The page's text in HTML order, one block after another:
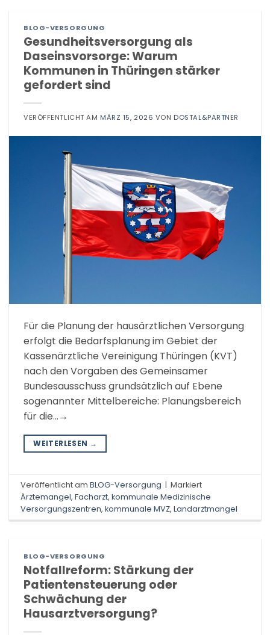
BLOG-VERSORGUNG
Gesundheitsversorgung als
Daseinsvorsorge: Warum
Kommunen in Thüringen stärker
gefordert sind
VERÖFFENTLICHT AM MÄRZ 15, 2026 VON DOSTAL&PARTNER
Für die Planung der hausärztlichen Versorgung
erfolgt die Bedarfsplanung im Gebiet der
Kassenärztliche Vereinigung Thüringen (KVT)
nach den Vorgaben des Gemeinsamer
Bundesausschuss grundsätzlich auf Ebene
sogenannter Mittelbereiche: Planungsbereich
für die…→
WEITERLESEN →
Veröffentlicht amBLOG-Versorgung | Markiert
Ärztemangel,Facharzt,kommunale Medizinische
Versorgungszentren,kommunale MVZ,Landarztmangel
BLOG-VERSORGUNG
Notfallreform: Stärkung der
Patientensteuerung oder
Schwächung der
Hausarztversorgung?